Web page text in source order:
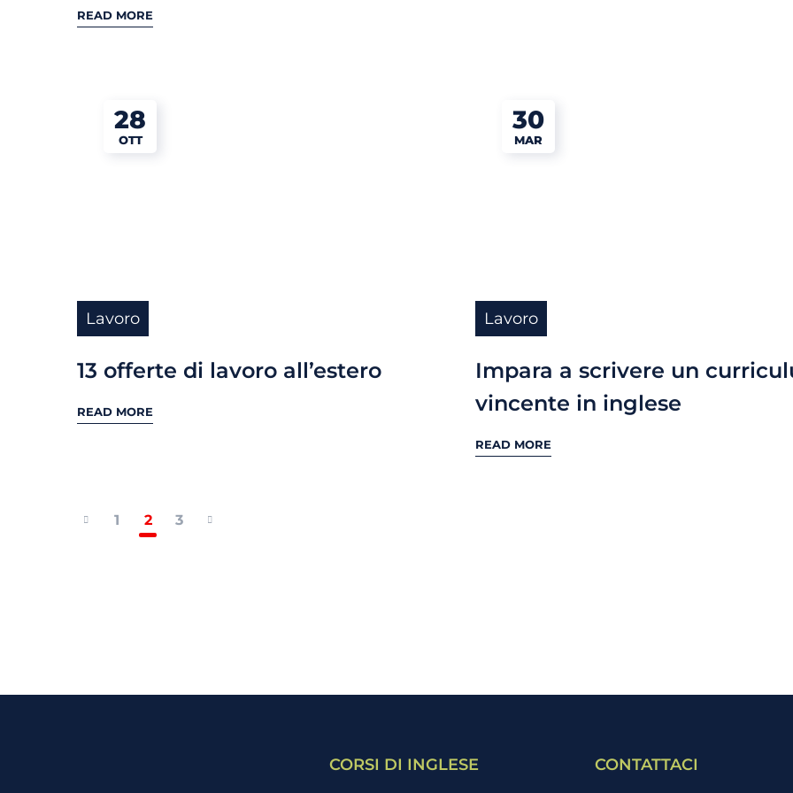
READ MORE
28
OTT
Lavoro
13 offerte di lavoro all’estero
READ MORE
30
MAR
Lavoro
Impara a scrivere un
vincente in inglese
READ MORE
1 2 3
CORSI DI INGLESE CONTATTACI